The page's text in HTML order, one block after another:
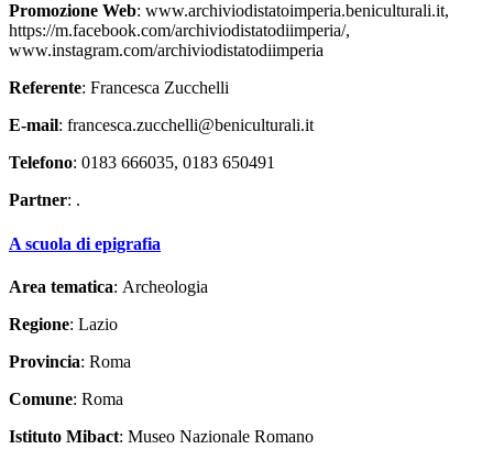
Promozione Web: www.archiviodistatoimperia.beniculturali.it,
https://m.facebook.com/archiviodistatodiimperia/,
www.instagram.com/archiviodistatodiimperia
Referente: Francesca Zucchelli
E-mail: francesca.zucchelli@beniculturali.it
Telefono: 0183 666035, 0183 650491
Partner: .
A scuola di epigrafia
Area tematica: Archeologia
Regione: Lazio
Provincia: Roma
Comune: Roma
Istituto Mibact: Museo Nazionale Romano